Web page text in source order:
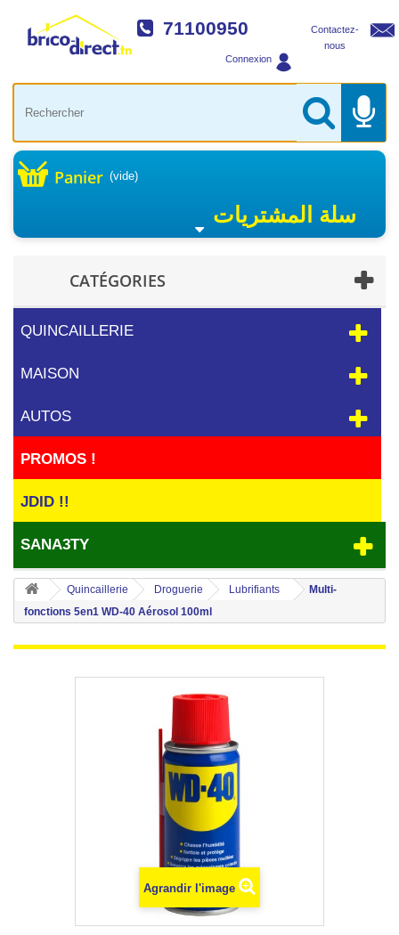
Contactez-
nous
71100950
Connexion
Panier (vide)
سلة المشتريات
CATÉGORIES
QUINCAILLERIE
MAISON
AUTOS
PROMOS !
JDID !!
SANA3TY
Quincaillerie Droguerie Lubrifiants
Multi-
fonctions 5en1 WD-40 Aérosol 100ml
Agrandir l'image